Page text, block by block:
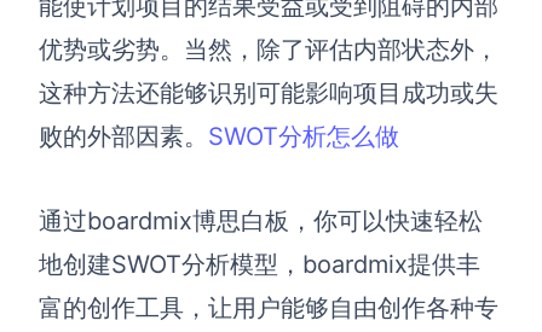
涂鸦画板
敏捷实践 路线图
ER图
UML图
情绪板
查看所有场景
能使计划项目的结果受益或受到阻碍的内部
优势或劣势。当然，除了评估内部状态外，
这种方法还能够识别可能影响项目成功或失
败的外部因素。 SWOT分析怎么做
通过boardmix博思白板，你可以快速轻松
地创建SWOT分析模型，boardmix提供丰
富的创作工具，让用户能够自由创作各种专